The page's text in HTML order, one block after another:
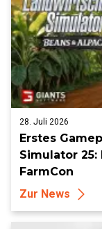
28. Juli 2026
Erstes
Simulator 25:
FarmCon
Zur News